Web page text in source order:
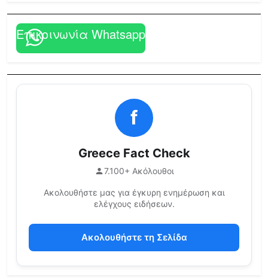
Επικοινωνία Whatsapp
f
Greece Fact Check
7.100+ Ακόλουθοι
Ακολουθήστε μας για έγκυρη ενημέρωση και
ελέγχους ειδήσεων.
Ακολουθήστε τη Σελίδα